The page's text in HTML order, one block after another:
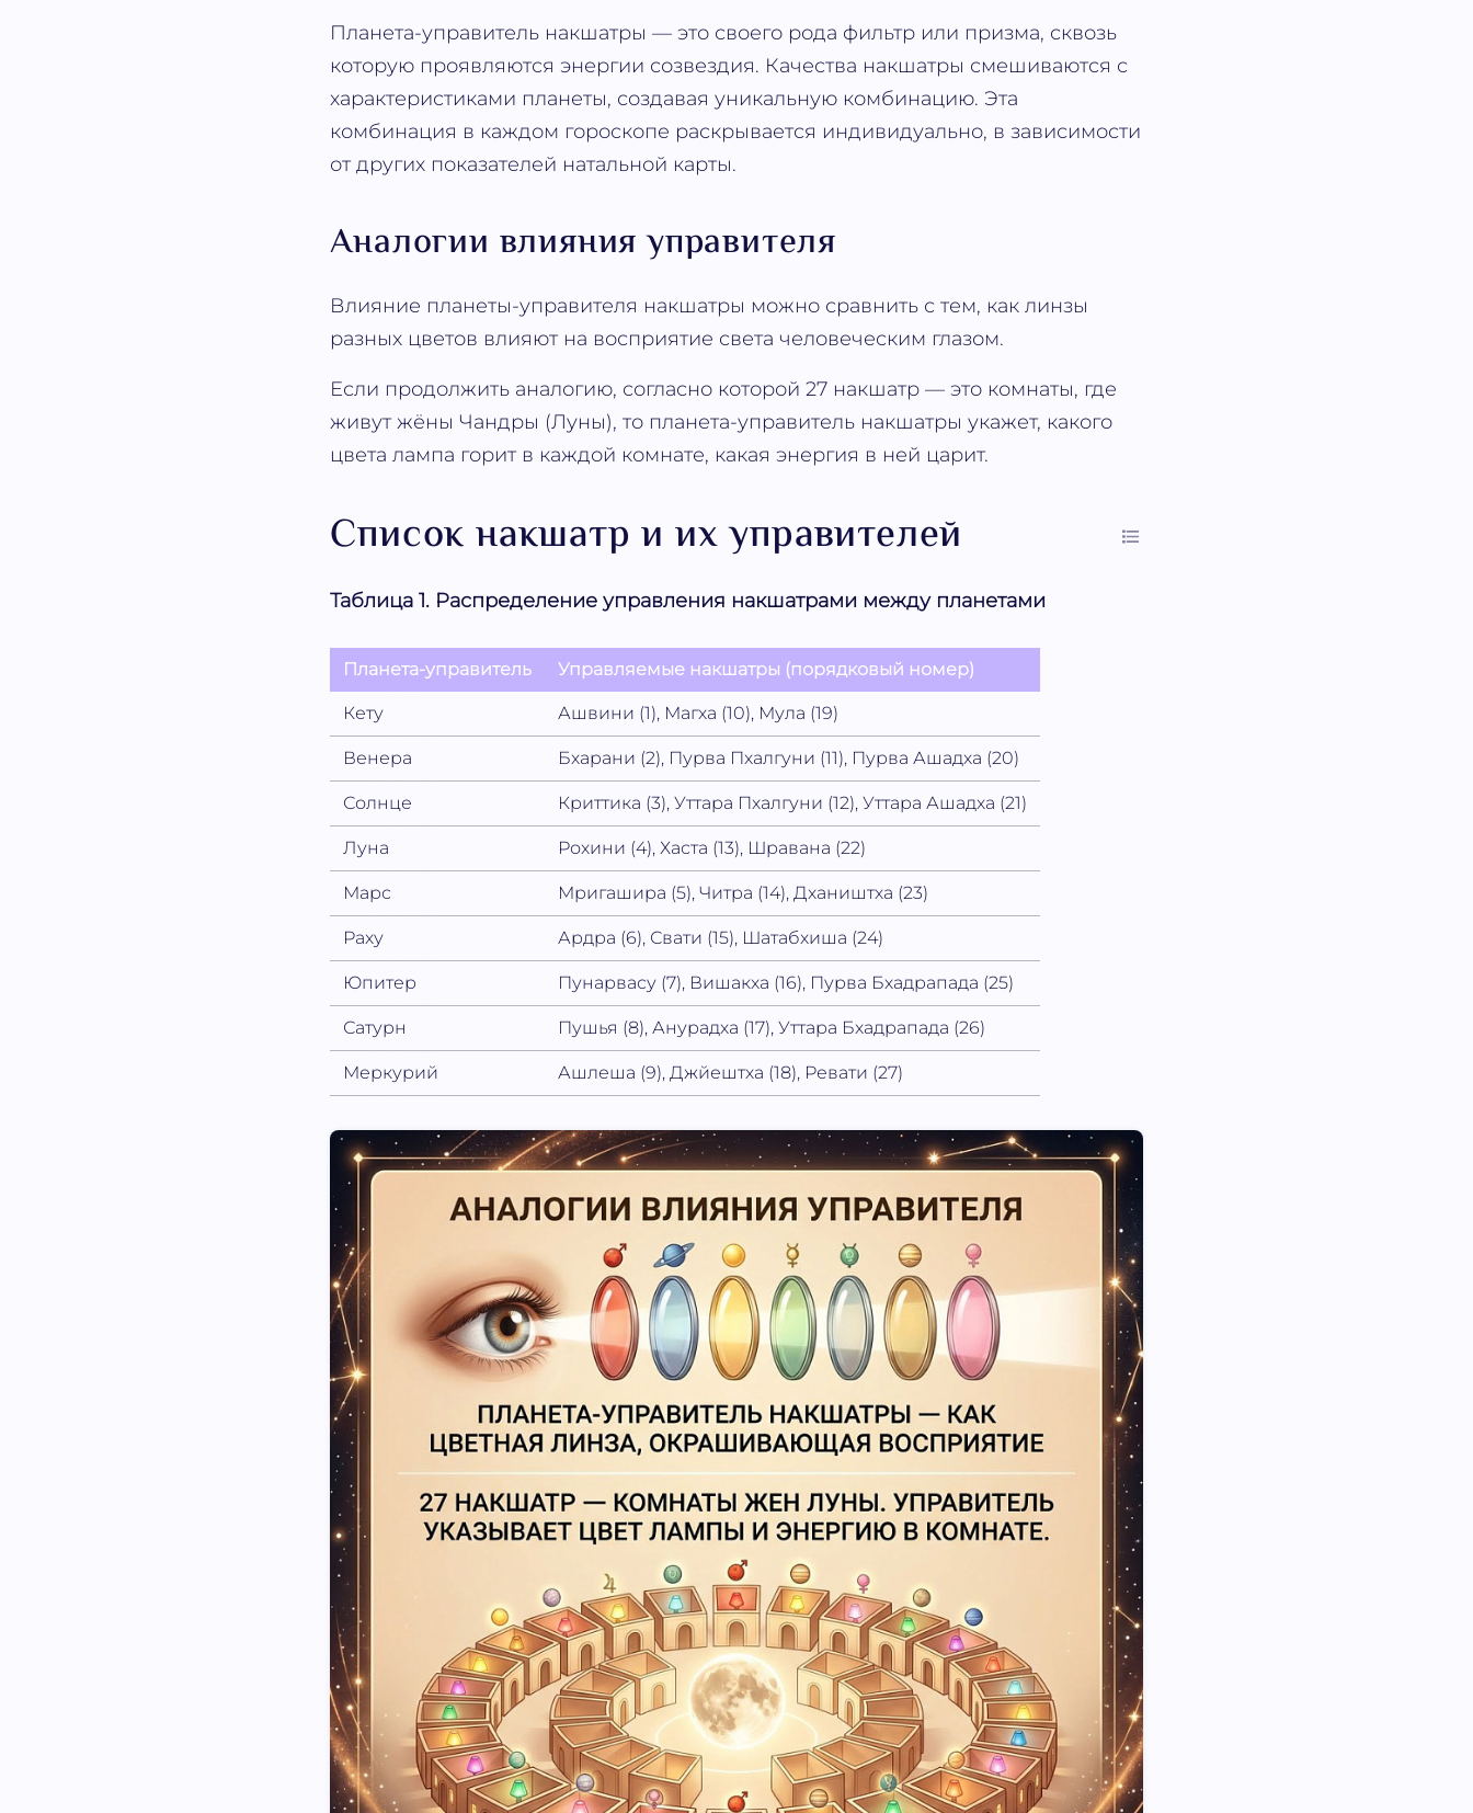
Планета-управитель накшатры — это своего рода фильтр или призма, сквозь
которую проявляются энергии созвездия. Качества накшатры смешиваются с
характеристиками планеты, создавая уникальную комбинацию. Эта
комбинация в каждом гороскопе раскрывается индивидуально, в зависимости
от других показателей натальной карты.
Аналогии влияния управителя
Влияние планеты-управителя накшатры можно сравнить с тем, как линзы
разных цветов влияют на восприятие света человеческим глазом.
Если продолжить аналогию, согласно которой 27 накшатр — это комнаты, где
живут жёны Чандры (Луны), то планета-управитель накшатры укажет, какого
цвета лампа горит в каждой комнате, какая энергия в ней царит.
Список накшатр и их управителей
Таблица 1. Распределение управления накшатрами между планетами
Планета-управитель Управляемые накшатры (порядковый номер)
Кету Ашвини (1), Магха (10), Мула (19)
Венера Бхарани (2), Пурва Пхалгуни (11), Пурва Ашадха (20)
Солнце Криттика (3), Уттара Пхалгуни (12), Уттара Ашадха (21)
Луна Рохини (4), Хаста (13), Шравана (22)
Марс Мригашира (5), Читра (14), Дхаништха (23)
Раху Ардра (6), Свати (15), Шатабхиша (24)
Юпитер Пунарвасу (7), Вишакха (16), Пурва Бхадрапада (25)
Сатурн Пушья (8), Анурадха (17), Уттара Бхадрапада (26)
Меркурий Ашлеша (9), Джйештха (18), Ревати (27)